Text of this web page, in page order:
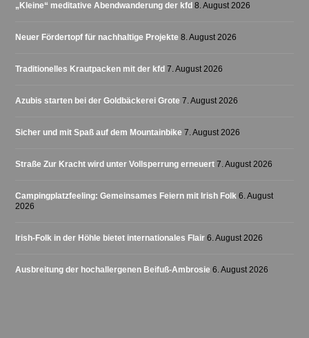
„Kleine“ meditative Abendwanderung der kfd 8. August 2026
Neuer Fördertopf für nachhaltige Projekte 8. August 2026
Traditionelles Krautpacken mit der kfd 7. August 2026
Azubis starten bei der Goldbäckerei Grote 7. August 2026
Sicher und mit Spaß auf dem Mountainbike 7. August 2026
Straße Zur Kracht wird unter Vollsperrung erneuert 7. August 2026
Campingplatzfeeling: Gemeinsames Feiern mit Irish Folk 6. August
2026
Irish-Folk in der Höhle bietet internationales Flair 6. August 2026
Ausbreitung der hochallergenen Beifuß-Ambrosie 6. August 2026